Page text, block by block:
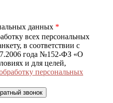
данных *
всех персональных
в соответствии с
года №152-ФЗ «О
и для целей,
персональных